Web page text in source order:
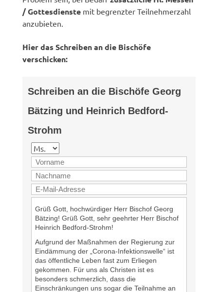
/ Gottesdienste mit begrenzter Teilnehmerzahl
anzubieten.
Hier das Schreiben an die Bischöfe
verschicken:
Schreiben an die Bischöfe Georg
Bätzing und Heinrich Bedford-
Strohm
Grüß Gott, hochwürdiger Herr Bischof Georg
Bätzing! Grüß Gott, sehr geehrter Herr Bischof
Heinrich Bedford-Strohm!
Aufgrund der Maßnahmen der Regierung zur
Eindämmung der „Corona-Infektionswelle“ ist
das öffentliche Leben fast zum Erliegen
gekommen. Für uns als Christen ist es
besonders schmerzlich, dass die
Einschränkungen uns sogar die Teilnahme an